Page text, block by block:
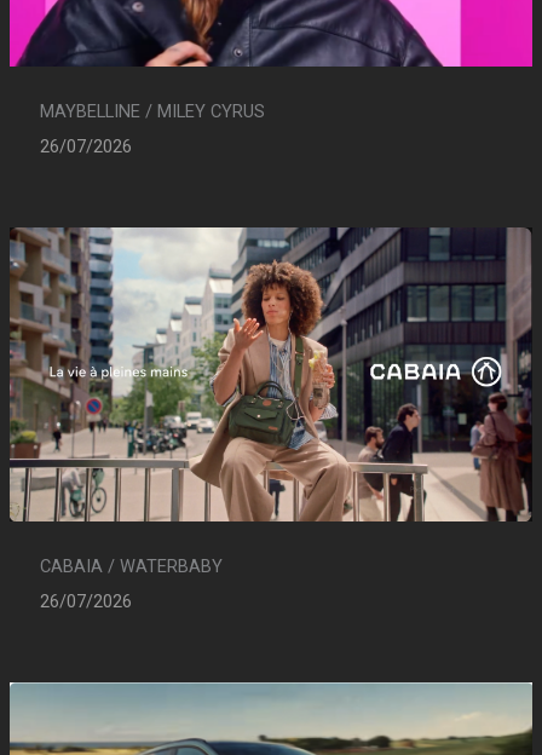
MAYBELLINE / MILEY CYRUS
26/07/2026
CABAIA / WATERBABY
26/07/2026